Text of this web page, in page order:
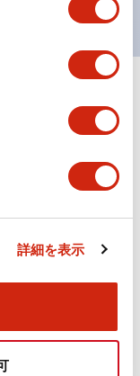
詳細を表示
ズカムスイッチ